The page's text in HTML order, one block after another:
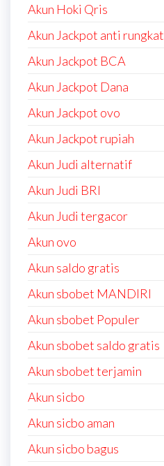
Akun Hoki Qris
Akun Jackpot anti rungkat
Akun Jackpot BCA
Akun Jackpot Dana
Akun Jackpot ovo
Akun Jackpot rupiah
Akun Judi alternatif
Akun Judi BRI
Akun Judi tergacor
Akun ovo
Akun saldo gratis
Akun sbobet MANDIRI
Akun sbobet Populer
Akun sbobet saldo gratis
Akun sbobet terjamin
Akun sicbo
Akun sicbo aman
Akun sicbo bagus